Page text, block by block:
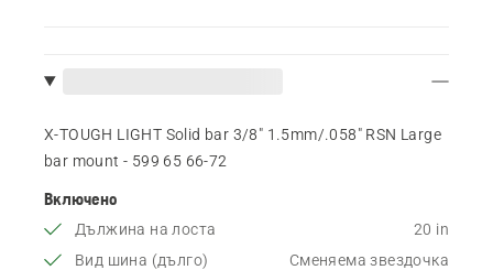
X-TOUGH LIGHT Solid bar 3/8" 1.5mm/.058" RSN Large
bar mount - 599 65 66‑72
Включено
Дължина на лоста
20 in
Вид шина (дълго)
Сменяема звездочка